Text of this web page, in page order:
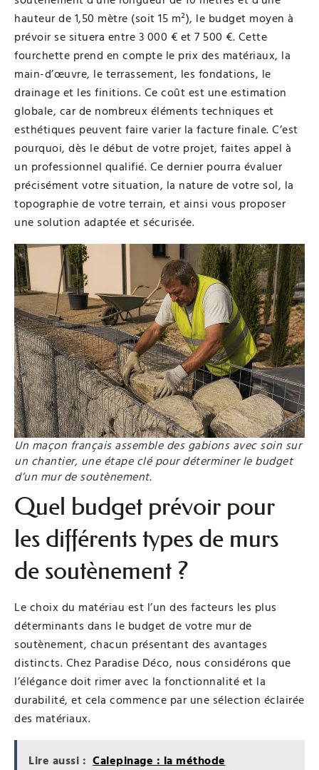
hauteur de 1,50 mètre (soit 15 m²), le budget moyen à
prévoir se situera entre 3 000 € et 7 500 €. Cette
fourchette prend en compte le prix des matériaux, la
main-d’œuvre, le terrassement, les fondations, le
drainage et les finitions. Ce coût est une estimation
globale, car de nombreux éléments techniques et
esthétiques peuvent faire varier la facture finale. C’est
pourquoi, dès le début de votre projet, faites appel à
un professionnel qualifié. Ce dernier pourra évaluer
précisément votre situation, la nature de votre sol, la
topographie de votre terrain, et ainsi vous proposer
une solution adaptée et sécurisée.
Un maçon français assemble des gabions avec soin sur
un chantier, une étape clé pour déterminer le budget
d’un mur de soutènement.
Quel budget prévoir pour
les différents types de murs
de soutènement ?
Le choix du matériau est l’un des facteurs les plus
déterminants dans le budget de votre mur de
soutènement, chacun présentant des avantages
distincts. Chez Paradise Déco, nous considérons que
l’élégance doit rimer avec la fonctionnalité et la
durabilité, et cela commence par une sélection éclairée
des matériaux.
Lire aussi : Calepinage : la méthode